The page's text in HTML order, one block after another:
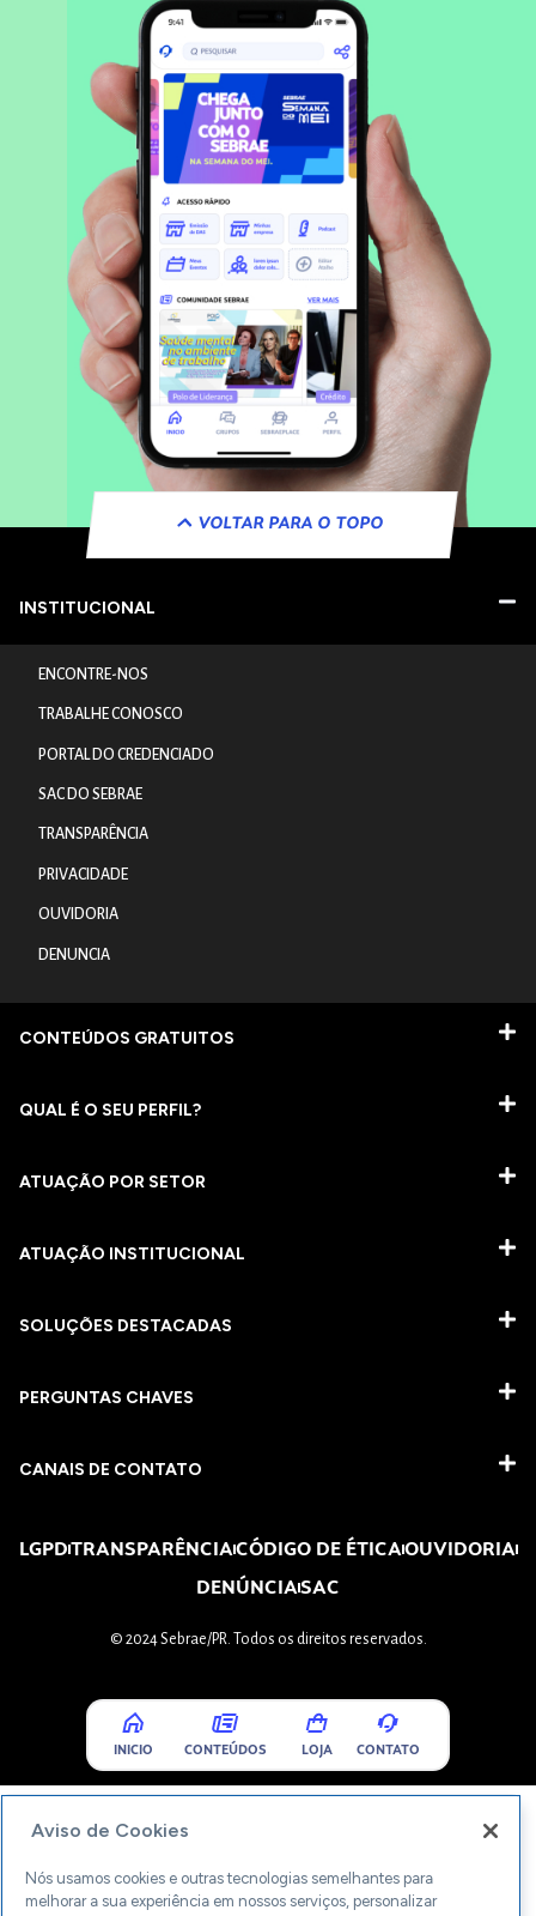
VOLTAR PARA O TOPO
INSTITUCIONAL
ENCONTRE-NOS
TRABALHE CONOSCO
PORTAL DO CREDENCIADO
SAC DO SEBRAE
TRANSPARÊNCIA
PRIVACIDADE
OUVIDORIA
DENUNCIA
CONTEÚDOS GRATUITOS
QUAL É O SEU PERFIL?
ATUAÇÃO POR SETOR
ATUAÇÃO INSTITUCIONAL
SOLUÇÕES DESTACADAS
PERGUNTAS CHAVES​
CANAIS DE CONTATO
LGPDTRANSPARÊNCIACÓDIGO DE ÉTICAOUVIDORIA
DENÚNCIASAC
© 2024 Sebrae/PR. Todos os direitos reservados.
INICIO CONTEÚDOS LOJA CONTATO
Aviso de Cookies
Nós usamos cookies e outras tecnologias semelhantes para
melhorar a sua experiência em nossos serviços, personalizar